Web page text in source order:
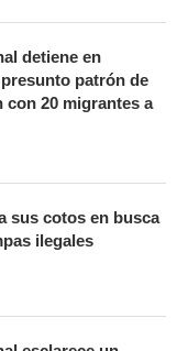
detiene en
patrón de
con 20 migrantes a
sus cotos en busca
ilegales